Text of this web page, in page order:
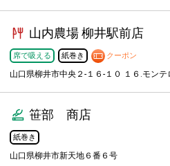
山内農場 柳井駅前店
席で吸える 紙巻き クーポン
山口県柳井市中央２-１６-１０ １６.モン
笹部 商店
紙巻き
山口県柳井市新天地６番６号